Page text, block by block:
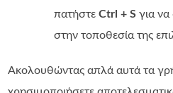
πατήστεCtrl + S για να
στην τοποθεσία της
Ακολουθώντας απλά αυτά τα